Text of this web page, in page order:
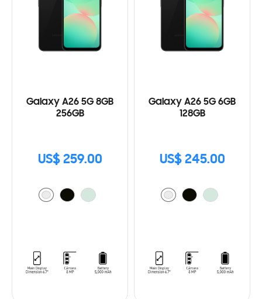
Galaxy A26 5G 8GB
256GB
US$ 259.00
Galaxy A26 5G 6GB
128GB
US$ 245.00